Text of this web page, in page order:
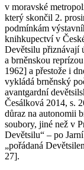
v moravské
který skončil 2.
podmínkám
knihkupectví v
Devětsilu přiznávají
a brněnskou
1962] a přestože i
vykládá brněnský
avantgardní
Česálková 2014, s.
důraz na autonomii
soubory, jiné než v
Devětsilu“ – po
„pořádaná
27].